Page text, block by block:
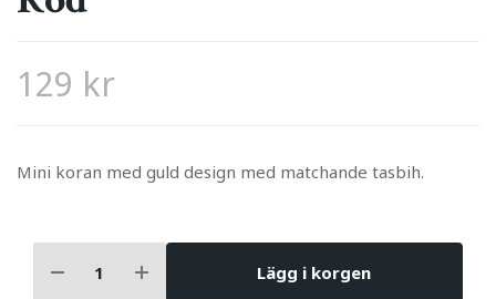
129 kr
Mini koran med guld design med matchande tasbih.
Lägg i korgen